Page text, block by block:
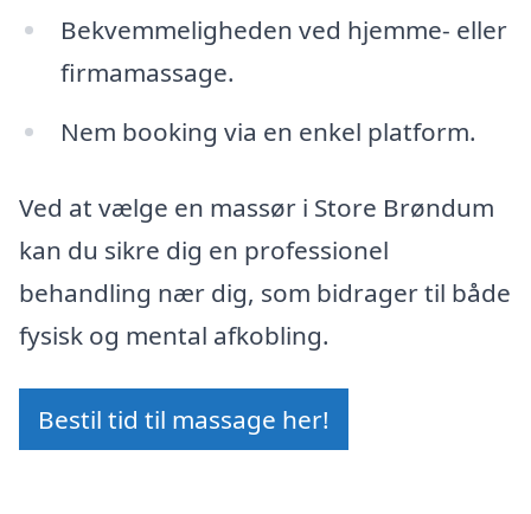
Bekvemmeligheden ved hjemme- eller
firmamassage.
Nem booking via en enkel platform.
Ved at vælge en massør i Store Brøndum
kan du sikre dig en professionel
behandling nær dig, som bidrager til både
fysisk og mental afkobling.
Bestil tid til massage her!